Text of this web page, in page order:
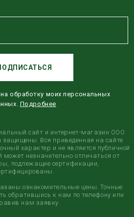
обработку моих персональных
Подробнее
сайт и интернет-магазин ООО
Вся приведенная на сайте
характер и не является публичной
может незначительно отличаться от
подлежащие сертификации,
ознакомительные цены. Точные
обратившись к нам по телефону или
нам заявку.